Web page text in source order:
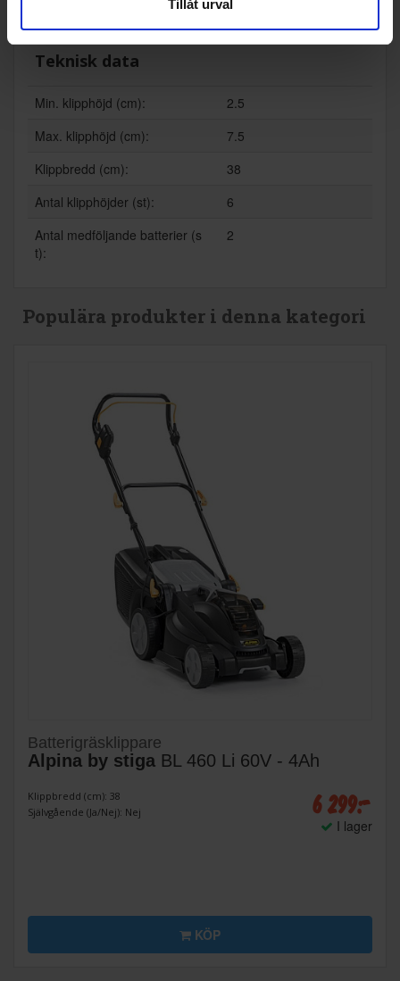
Tillåt urval
Wi-Fi anslutning (Ja/Nej):
Nej
Teknisk data
Min. klipphöjd (cm):
2.5
Max. klipphöjd (cm):
7.5
Klippbredd (cm):
38
Antal klipphöjder (st):
6
Antal medföljande batterier (s
t):
2
Populära produkter i denna kategori
Batterigräsklippare
Alpina by stiga BL 460 Li 60V - 4Ah
Klippbredd (cm): 38
Självgående (Ja/Nej): Nej
6 299:-
I lager
KÖP